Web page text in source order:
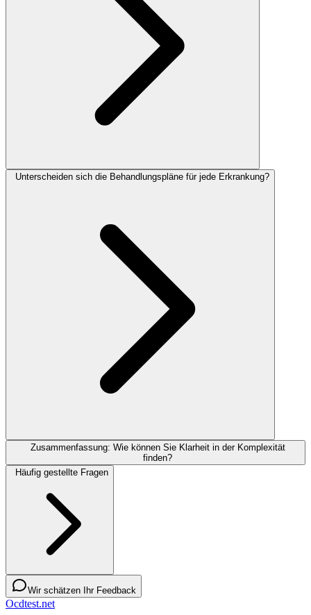
Unterscheiden sich die Behandlungspläne für jede Erkrankung?
Zusammenfassung: Wie können Sie Klarheit in der Komplexität
finden?
Häufig gestellte Fragen
Wir schätzen Ihr Feedback
Ocdtest.net